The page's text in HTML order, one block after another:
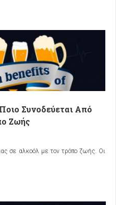
Συνοδεύεται Από
Ζωής
σε αλκοόλ με τον τρόπο ζωής. Οι